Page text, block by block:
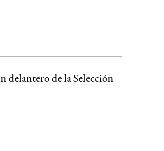
delantero de la Selección